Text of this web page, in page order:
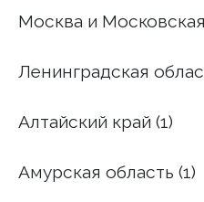
Москва и
Ленинградская
Алтайский край (1)
Амурская область (1)